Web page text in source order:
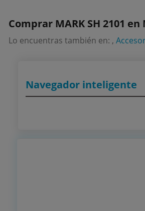
Comprar MARK SH 2101
Lo encuentras también en: ,
Navegador inteligente